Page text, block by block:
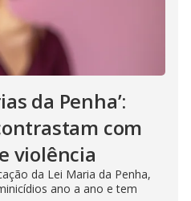
da Penha’:
com
violência
da Lei Maria da Penha,
ano a ano e tem